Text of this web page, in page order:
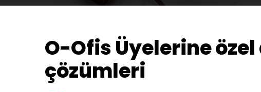
O-Ofis Üyelerine
çözümleri